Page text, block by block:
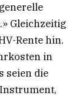
Gleichzeitig
Rente hin.
in
seien die